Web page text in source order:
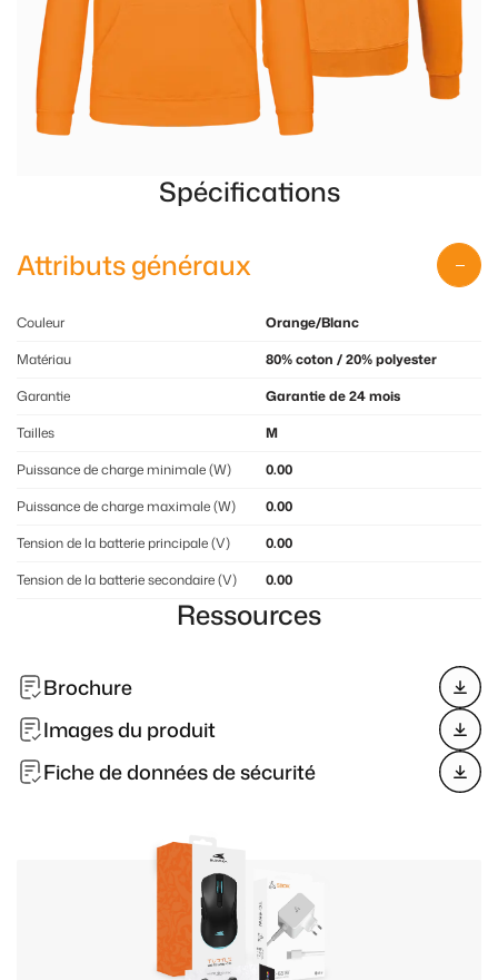
Spécifications
Attributs généraux
Couleur
Orange/Blanc
Matériau
80% coton / 20% polyester
Garantie
Garantie de 24 mois
Tailles
M
Puissance de charge minimale (W)
0.00
Puissance de charge maximale (W)
0.00
Tension de la batterie principale (V)
0.00
Tension de la batterie secondaire (V)
0.00
Ressources
Brochure
Images du produit
Fiche de données de sécurité